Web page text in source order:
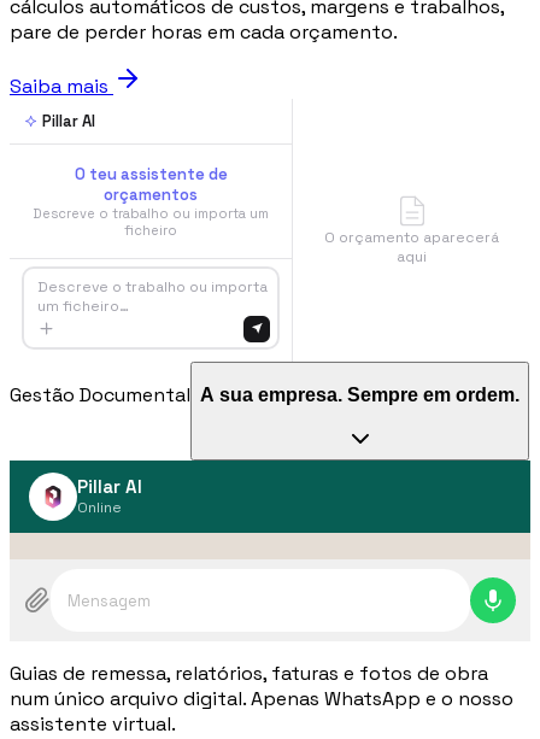
cálculos automáticos de custos, margens e trabalhos,
pare de perder horas em cada orçamento.
Saiba mais
Pillar AI
O teu assistente de
orçamentos
Descreve o trabalho ou importa um
ficheiro
Descreve o trabalho ou importa
um ficheiro…
O orçamento aparecerá
aqui
Gestão Documental A sua empresa. Sempre em ordem.
Pillar AI
Online
Mensagem
Guias de remessa, relatórios, faturas e fotos de obra
num único arquivo digital. Apenas WhatsApp e o nosso
assistente virtual.